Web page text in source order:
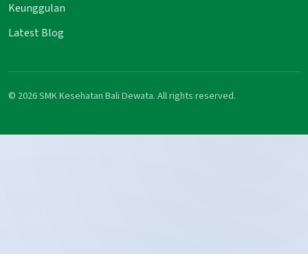
Keunggulan
Latest Blog
© 2026 SMK Kesehatan Bali Dewata. All rights reserved.